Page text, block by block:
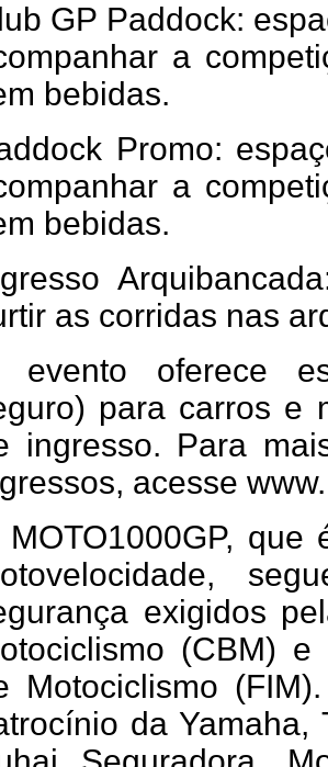
GP Paddock:
a
bebidas.
Promo:
a
bebidas.
as corridas nas
evento oferece
para carros e
ingresso. Para
acesse
MOTO1000GP,
exigidos
(CBM)
Motociclismo
da Yamaha,